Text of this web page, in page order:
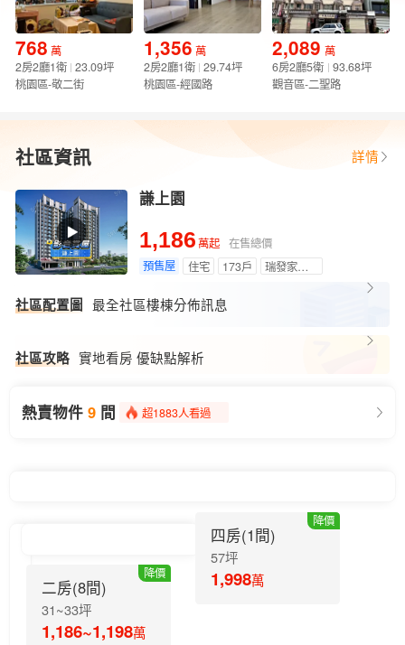
768 萬
2房2廳1衛 23.09坪
桃園區-敬二街
1,356 萬
2房2廳1衛 29.74坪
桃園區-經國路
2,089 萬
6房2廳5衛 93.68坪
觀音區-二聖路
社區資訊 詳情
謙上園
1,186 萬起
在售總價
預售屋
住宅 173戶 瑞發家園站
社區配置圖 最全社區樓棟分佈訊息
社區攻略 實地看房 優缺點解析
熱賣物件 9 間
超1883人看過
降價
二房(8間)
31~33坪
1,186~1,198萬
降價
四房(1間)
57坪
1,998萬